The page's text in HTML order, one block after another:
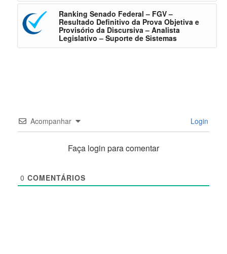
Ranking Senado Federal – FGV –
Resultado Definitivo da Prova Objetiva e
Provisório da Discursiva – Analista
Legislativo – Suporte de Sistemas
Acompanhar Login
Faça login para comentar
0 COMENTÁRIOS